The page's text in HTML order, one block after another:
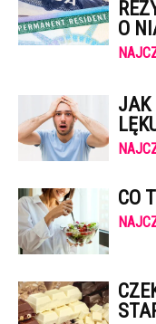
O
JAK
CO